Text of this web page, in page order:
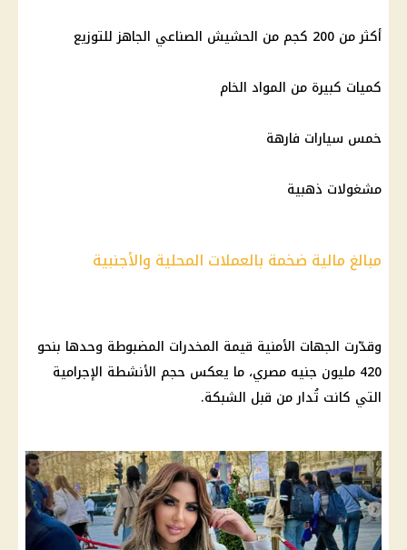
أكثر من 200 كجم من الحشيش الصناعي الجاهز للتوزيع
كميات كبيرة من المواد الخام
خمس سيارات فارهة
مشغولات ذهبية
مبالغ مالية ضخمة بالعملات المحلية والأجنبية
وقدّرت الجهات الأمنية قيمة المخدرات المضبوطة وحدها بنحو
420 مليون جنيه مصري، ما يعكس حجم الأنشطة الإجرامية
التي كانت تُدار من قبل الشبكة.